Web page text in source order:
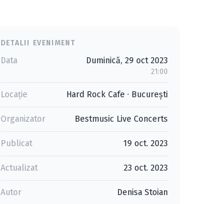
DETALII EVENIMENT
Data Duminică, 29 oct 2023
21:00
Locație Hard Rock Cafe · Bucureşti
Organizator Bestmusic Live Concerts
Publicat 19 oct. 2023
Actualizat 23 oct. 2023
Autor Denisa Stoian